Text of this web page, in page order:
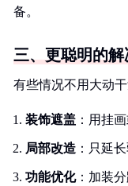
备。
三、更聪明的解
有些情况不用大动干
装饰遮盖 ：用挂
局部改造 ：只延
功能优化：加装